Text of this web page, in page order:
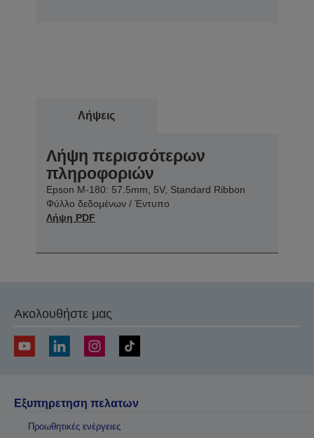
Λήψεις
Λήψη περισσότερων
πληροφοριών
Epson M-180: 57.5mm, 5V, Standard Ribbon
Φύλλο δεδομένων / Έντυπο
Λήψη PDF
Ακολουθήστε μας
Εξυπηρετηση πελατων
Προωθητικές ενέργειες